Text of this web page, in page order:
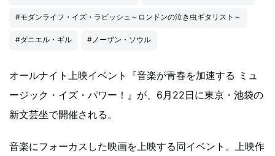
#モダンライフ・イズ・ラビッシュ～ロンドンの泣き虫ギタリスト～
#ダニエル・ギル #ノーザン・ソウル
オールナイト上映イベント『音楽が青春を加速する ミュ
ージック・イズ・パワー！』が、6月22日に東京・池袋の
新文芸坐で開催される。
音楽にフォーカスした映画を上映する同イベント。上映作